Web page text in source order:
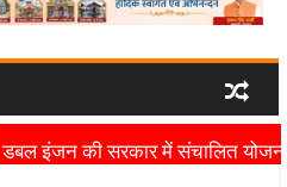
डबल इंजन की सरकार में संचालित